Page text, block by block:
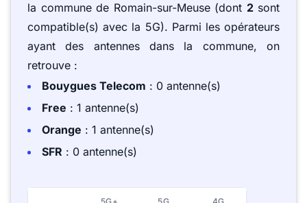
la commune de Romain-sur-Meuse (dont 2sont
compatible(s) avec la 5G). Parmi les opérateurs
ayant des antennes dans la commune, on
retrouve :
Bouygues Telecom : 0 antenne(s)
Free : 1 antenne(s)
Orange : 1 antenne(s)
SFR : 0 antenne(s)